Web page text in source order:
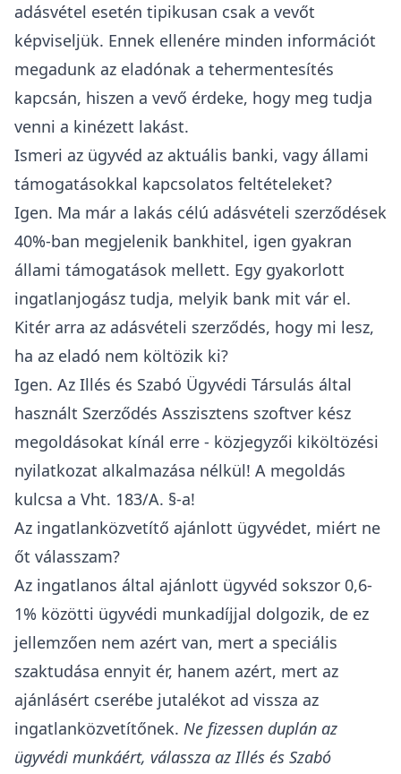
adásvétel esetén tipikusan csak a vevőt
képviseljük. Ennek ellenére minden információt
megadunk az eladónak a tehermentesítés
kapcsán, hiszen a vevő érdeke, hogy meg tudja
venni a kinézett lakást.
Ismeri az ügyvéd az aktuális banki, vagy állami
támogatásokkal kapcsolatos feltételeket?
Igen. Ma már a lakás célú adásvételi szerződések
40%-ban megjelenik bankhitel, igen gyakran
állami támogatások mellett. Egy gyakorlott
ingatlanjogász tudja, melyik bank mit vár el.
Kitér arra az adásvételi szerződés, hogy mi lesz,
ha az eladó nem költözik ki?
Igen. Az Illés és Szabó Ügyvédi Társulás által
használt Szerződés Asszisztens szoftver kész
megoldásokat kínál erre - közjegyzői kiköltözési
nyilatkozat alkalmazása nélkül! A megoldás
kulcsa a Vht. 183/A. §-a!
Az ingatlanközvetítő ajánlott ügyvédet, miért ne
őt válasszam?
Az ingatlanos által ajánlott ügyvéd sokszor 0,6-
1% közötti ügyvédi munkadíjjal dolgozik, de ez
jellemzően nem azért van, mert a speciális
szaktudása ennyit ér, hanem azért, mert az
ajánlásért cserébe jutalékot ad vissza az
ingatlanközvetítőnek. Ne fizessen duplán az
ügyvédi munkáért, válassza az Illés és Szabó